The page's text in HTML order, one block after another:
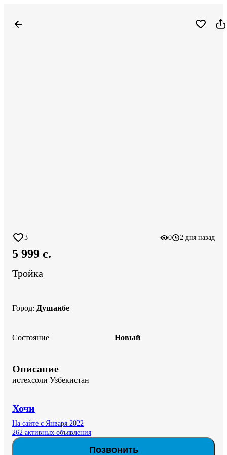
3 0 2 дня назад
5 999 c.
Тройка
Город: Душанбе
Состояние Новый
Описание
истехсоли Узбекистан
Хочи
На сайте с Января 2022
262 активных объявления
Позвонить